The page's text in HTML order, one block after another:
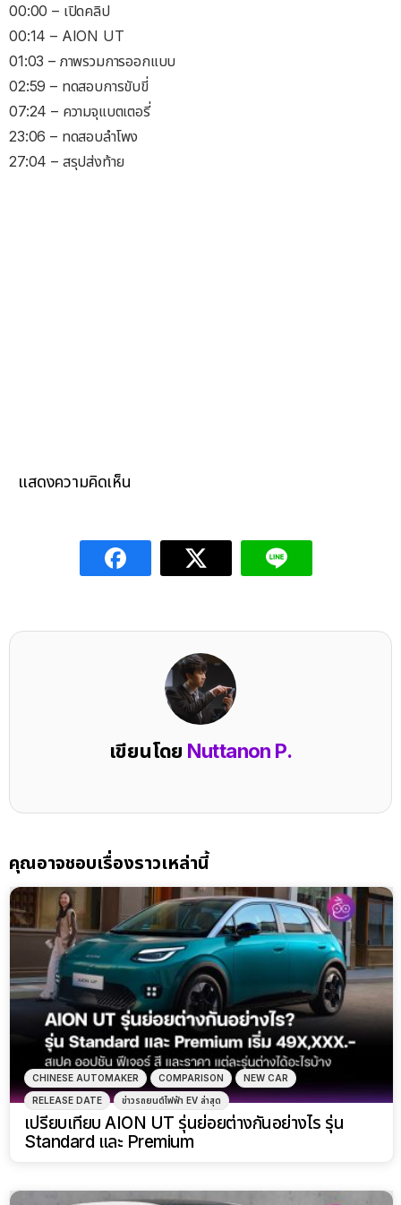
00:00 – เปิดคลิป
00:14 – AION UT
01:03 – ภาพรวมการออกแบบ
02:59 – ทดสอบการขับขี่
07:24 – ความจุแบตเตอรี่
23:06 – ทดสอบลำโพง
27:04 – สรุปส่งท้าย
แสดงความคิดเห็น
เขียนโดย Nuttanon P.
คุณอาจชอบเรื่องราวเหล่านี้
CHINESE AUTOMAKER COMPARISON NEW CAR
RELEASE DATE ข่าวรถยนต์ไฟฟ้า EV ล่าสุด
เปรียบเทียบ AION UT รุ่นย่อยต่างกันอย่างไร รุ่น
Standard และ Premium